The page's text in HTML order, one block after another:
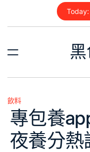
content
Today:
Posted
in
飲料
專包養
夜養分熱